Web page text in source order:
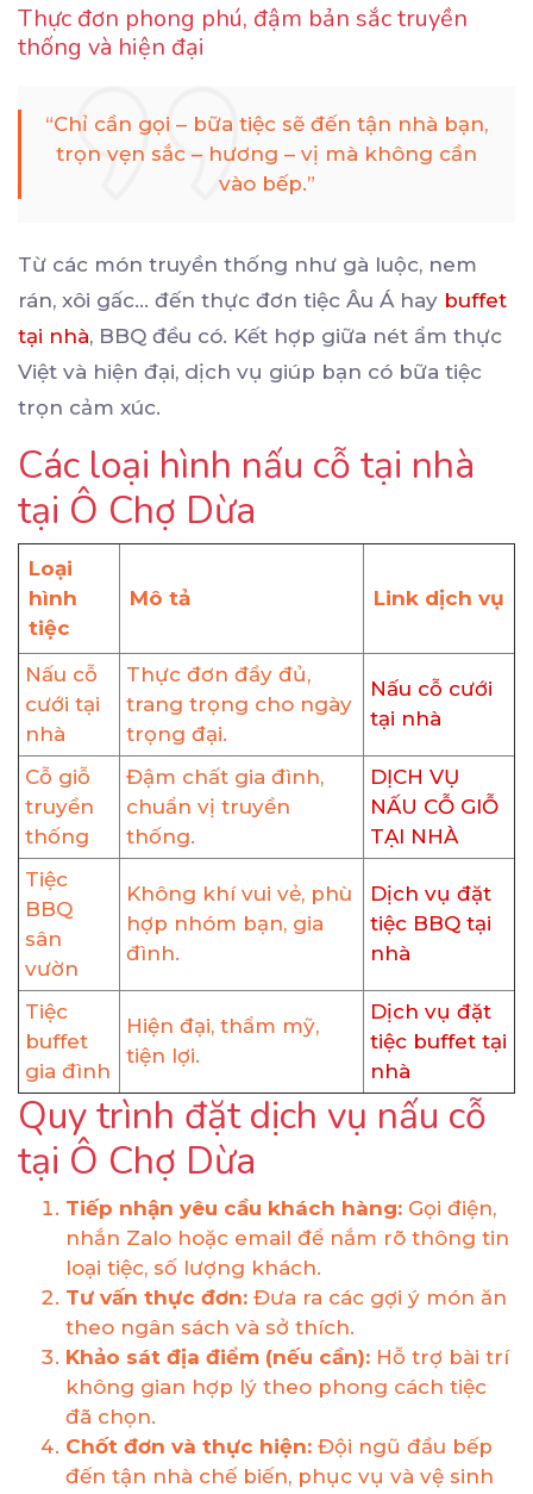
Thực đơn phong phú, đậm bản sắc truyền
thống và hiện đại
“Chỉ cần gọi – bữa tiệc sẽ đến tận nhà bạn,
trọn vẹn sắc – hương – vị mà không cần
vào bếp.”
Từ các món truyền thống như gà luộc, nem
rán, xôi gấc… đến thực đơn tiệc Âu Á hay buffet
tại nhà, BBQ đều có. Kết hợp giữa nét ẩm thực
Việt và hiện đại, dịch vụ giúp bạn có bữa tiệc
trọn cảm xúc.
Các loại hình nấu cỗ tại nhà
tại Ô Chợ Dừa
Loại
hình
tiệc
Mô tả Link dịch vụ
Nấu cỗ
cưới tại
nhà
Thực đơn đầy đủ,
trang trọng cho ngày
trọng đại.
Nấu cỗ cưới
tại nhà
Cỗ giỗ
truyền
thống
Đậm chất gia đình,
chuẩn vị truyền
thống.
DỊCH VỤ
NẤU CỖ GIỖ
TẠI NHÀ
Tiệc
BBQ
sân
vườn
Không khí vui vẻ, phù
hợp nhóm bạn, gia
đình.
Dịch vụ đặt
tiệc BBQ tại
nhà
Tiệc
buffet
gia đình
Hiện đại, thẩm mỹ,
tiện lợi.
Dịch vụ đặt
tiệc buffet tại
nhà
Quy trình đặt dịch vụ nấu cỗ
tại Ô Chợ Dừa
Tiếp nhận yêu cầu khách hàng: Gọi điện,
nhắn Zalo hoặc email để nắm rõ thông tin
loại tiệc, số lượng khách.
Tư vấn thực đơn: Đưa ra các gợi ý món ăn
theo ngân sách và sở thích.
Khảo sát địa điểm (nếu cần): Hỗ trợ bài trí
không gian hợp lý theo phong cách tiệc
đã chọn.
Chốt đơn và thực hiện: Đội ngũ đầu bếp
đến tận nhà chế biến, phục vụ và vệ sinh